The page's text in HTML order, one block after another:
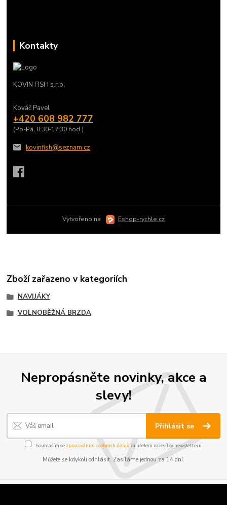
Kontakty
KOVIN FISH s.r.o.
Kováč Pavel
+420 608 982 777
(Po-Pá, 8:30-17:30 hod.)
kovinfish@seznam.cz
Vytvořeno na Eshop-rychle.cz
Zboží zařazeno v kategoriích
NAVIJÁKY
VOLNOBĚŽNÁ BRZDA
Nepropásněte novinky, akce a
slevy!
Přihlásit se
Souhlasím se zpracováním osobních údajůza účelem rozesílky newsletteru.
Můžete se kdykoli odhlásit. Zasíláme jednou za 14 dní.